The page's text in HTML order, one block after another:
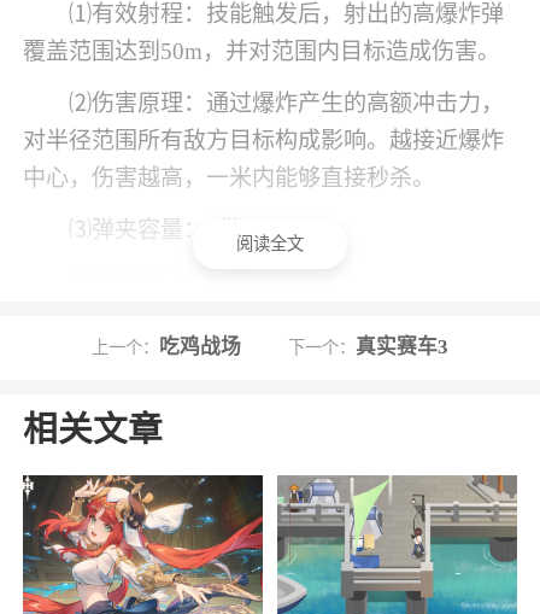
⑴有效射程：技能触发后，射出的高爆炸弹
覆盖范围达到50m，并对范围内目标造成伤害。
⑵伤害原理：通过爆炸产生的高额冲击力，
对半径范围所有敌方目标构成影响。越接近爆炸
中心，伤害越高，一米内能够直接秒杀。
⑶弹夹容量：8发
⑸技能效果：技能在发挥效果后，可以向指
正如这个技能的名字一样，是个杀伤力很强
敌人是一样的，所以千万别在敌人贴脸的时候用
这个技能，不然就会发生同归于尽的惨剧。
2、使用技巧
阅读全文
上一个： 吃鸡战场 下一个： 真实赛车3
相关文章